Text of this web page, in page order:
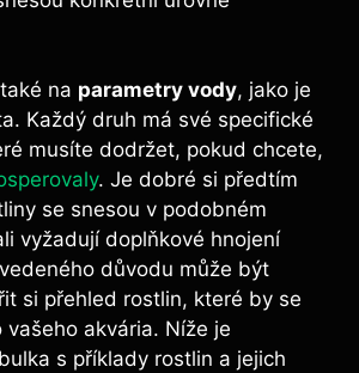
na parametry vody, jako je
Každý​ druh má své specifické
​musíte dodržet, pokud‍ chcete,
. Je dobré si předtím
se snesou ‌v podobném
vyžadují doplňkové hnojení
důvodu může být
si přehled rostlin, které by ​se
​akvária. Níže je
⁢s⁢ příklady rostlin a ⁤jejich